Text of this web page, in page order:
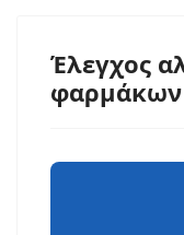
Έλεγχος
φαρμάκων